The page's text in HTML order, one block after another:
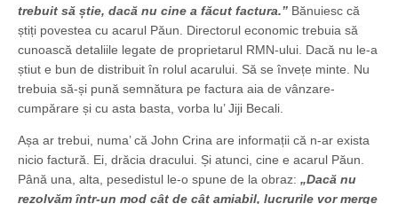
trebuit să știe, dacă nu cine a făcut factura.” Bănuiesc că
știți povestea cu acarul Păun. Directorul economic trebuia să
cunoască detaliile legate de proprietarul RMN-ului. Dacă nu le-a
știut e bun de distribuit în rolul acarului. Să se învețe minte. Nu
trebuia să-și pună semnătura pe factura aia de vânzare-
cumpărare și cu asta basta, vorba lu’ Jiji Becali.
Așa ar trebui, numa’ că John Crina are informații că n-ar exista
nicio factură. Ei, drăcia dracului. Și atunci, cine e acarul Păun.
Până una, alta, pesedistul le-o spune de la obraz: „Dacă nu
rezolvăm într-un mod cât de cât amiabil, lucrurile vor merge